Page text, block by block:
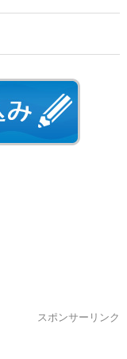
スポンサーリンク